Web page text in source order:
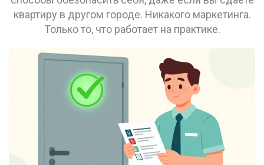
квартиру в другом городе. Никакого маркетинга.
Только то, что работает на практике.